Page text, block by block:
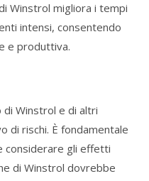
Winstrol migliora i tempi
intensi, consentendo
e produttiva.
di Winstrol e di altri
di rischi. È fondamentale
considerare gli effetti
di Winstrol dovrebbe